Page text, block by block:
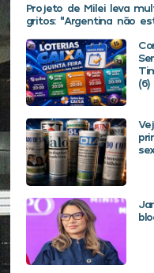
Projeto de Milei leva
gritos: “Argentina não
(6)